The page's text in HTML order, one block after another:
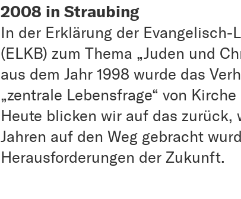
2008 in Straubing
In der Erklärung der
(ELKB) zum Thema „Juden und
aus dem Jahr 1998 wurde das
„zentrale Lebensfrage“ von
Heute blicken wir auf das zurück,
Jahren auf den Weg gebracht
Herausforderungen der Zukunft.